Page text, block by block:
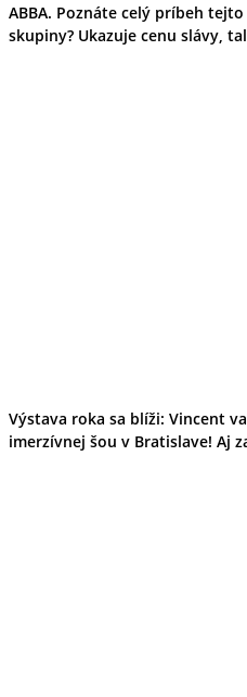
ABBA. Poznáte celý príbeh
skupiny? Ukazuje cenu slávy,
Výstava roka sa blíži: Vincent
imerzívnej šou v Bratislave! Aj